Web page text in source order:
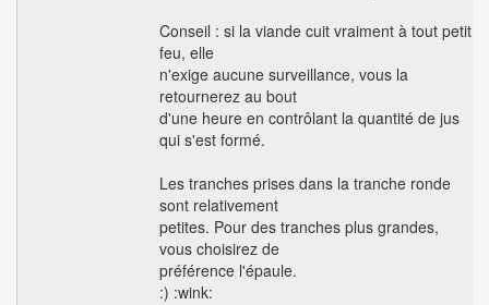
Conseil : si la viande cuit vraiment à tout petit
feu, elle
n'exige aucune surveillance, vous la
retournerez au bout
d'une heure en contrôlant la quantité de jus
qui s'est formé.
Les tranches prises dans la tranche ronde
sont relativement
petites. Pour des tranches plus grandes,
vous choisirez de
préférence l'épaule.
:) :wink: